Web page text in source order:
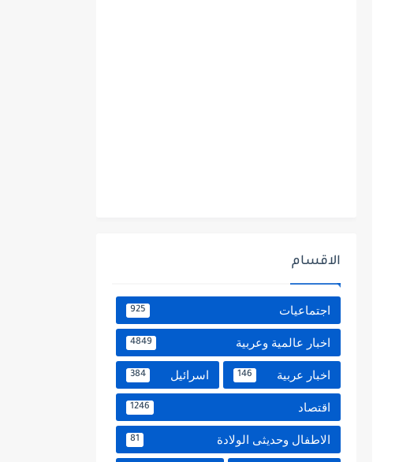
الاقسام
اجتماعيات 925
اخبار عالمية وعربية 4849
اخبار عربية 146 اسرائيل 384
اقتصاد 1246
الاطفال وحديثى الولادة 81